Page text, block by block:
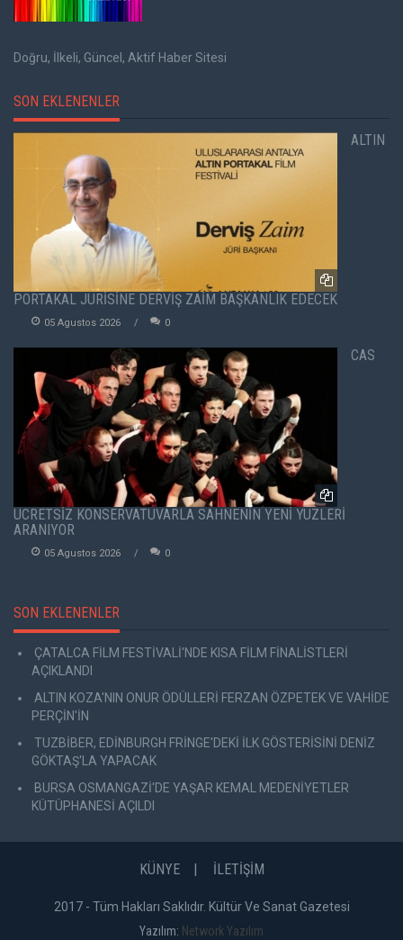
Doğru, İlkeli, Güncel, Aktif Haber Sitesi
SON EKLENENLER
ALTIN
PORTAKAL JÜRİSİNE DERVİŞ ZAİM BAŞKANLIK EDECEK
05 Agustos 2026 0
CAS
ÜCRETSİZ KONSERVATUVARLA SAHNENİN YENİ YÜZLERİ
ARANIYOR
05 Agustos 2026 0
SON EKLENENLER
ÇATALCA FİLM FESTİVALİ'NDE KISA FİLM FİNALİSTLERİ
AÇIKLANDI
ALTIN KOZA'NIN ONUR ÖDÜLLERİ FERZAN ÖZPETEK VE VAHİDE
PERÇİN'İN
TUZBİBER, EDİNBURGH FRİNGE'DEKİ İLK GÖSTERİSİNİ DENİZ
GÖKTAŞ'LA YAPACAK
BURSA OSMANGAZİ'DE YAŞAR KEMAL MEDENİYETLER
KÜTÜPHANESİ AÇILDI
KÜNYE İLETİŞİM
2017 - Tüm Hakları Saklıdır. Kültür Ve Sanat Gazetesi
Yazılım: Network Yazılım